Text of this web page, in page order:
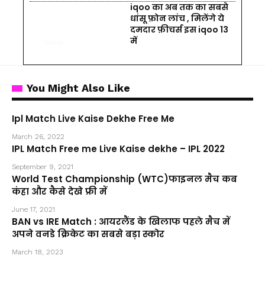
iqoo का अब तक का सबसे
धांसू फ़ोन लांच , मिलेंगे ये
दमदार फ़ीचर्स इस iqoo 13
में
You Might Also Like
Ipl Match Live Kaise Dekhe Free Me
March 26, 2022
IPL Match Free me Live Kaise dekhe – IPL 2022
September 9, 2021
World Test Championship (WTC)फाइनल मैच कब
कंहा और कैसे देखे फ्री में
June 17, 2021
BAN vs IRE Match : आयरलैंड के खिलाफ पहले मैच में
अपने वनडे क्रिकेट का सबसे बड़ा स्कोर
March 18, 2023